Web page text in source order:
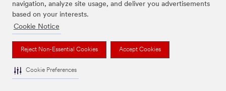
navigation, analyze site usage, and deliver you advertisements
based on your interests.
Cookie Notice
Reject Non-Essential Cookies Accept Cookies
Cookie Preferences